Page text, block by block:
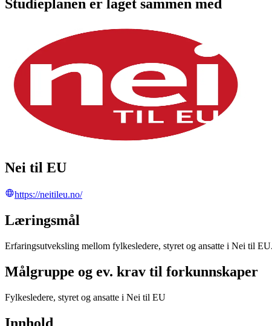
Studieplanen er laget sammen med
Nei til EU
https://neitileu.no/
Læringsmål
Erfaringsutveksling mellom fylkesledere, styret og ansatte i Nei til EU.
Målgruppe og ev. krav til forkunnskaper
Fylkesledere, styret og ansatte i Nei til EU
Innhold